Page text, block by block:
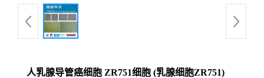
人乳腺导管癌细胞 ZR751细胞 (乳腺细胞ZR751)